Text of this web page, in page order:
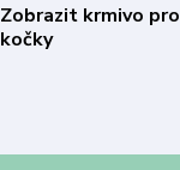
Zobrazit krmivo pro
kočky